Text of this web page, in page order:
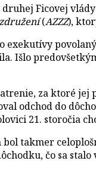
Ficovej
(AZZZ),
exekutívy
Išlo
za ktoré
odchod do
21. storočia
bol takmer
čo sa